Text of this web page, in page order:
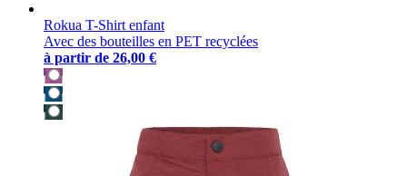
Rokua T-Shirt enfant
Avec des bouteilles en PET recyclées
à partir de 26,00 €